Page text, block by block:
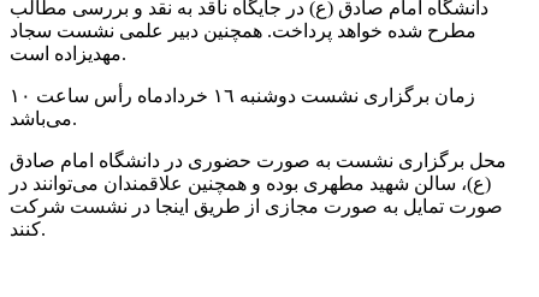
دانشگاه امام صادق (ع) در جایگاه ناقد به نقد و بررسی مطالب
مطرح شده خواهد پرداخت. همچنین دبیر علمی نشست سجاد
مهدیزاده است.
زمان برگزاری نشست دوشنبه ١٦ خردادماه رأس ساعت ۱۰
می‌باشد.
محل برگزاری نشست به صورت حضوری در دانشگاه امام صادق
(ع)، سالن شهید مطهری بوده و همچنین علاقمندان می‌توانند در
صورت تمایل به صورت مجازی از طریق اینجا در نشست شرکت
کنند.